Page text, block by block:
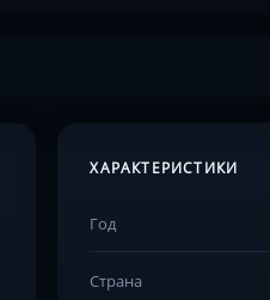
ХАРАКТЕРИСТИКИ
Год
Страна